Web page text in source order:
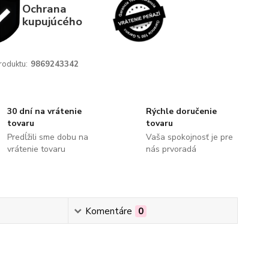
Ochrana
kupujúcého
9869243342
30 dní na vrátenie
tovaru
Predĺžili sme dobu na
vrátenie tovaru
Rýchle doručenie
tovaru
Vaša spokojnosť je pre
nás prvoradá
Komentáre 0